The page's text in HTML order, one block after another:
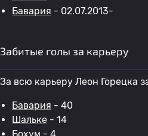
Бавария - 02.07.2013-
Забитые голы за карьеру
За всю карьеру Леон Горецка
Бавария - 40
Шальке - 14